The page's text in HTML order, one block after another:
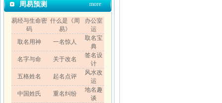
周易预测 more
易经与生命密
码
什么是《周
易》
办公室
运
取名用神
一名惊人
取名宝
典
名字与命
关于改名
签名设
计
五格姓名
起名点评
风水改
运
中国姓氏
重名纠纷
地名趣
谈